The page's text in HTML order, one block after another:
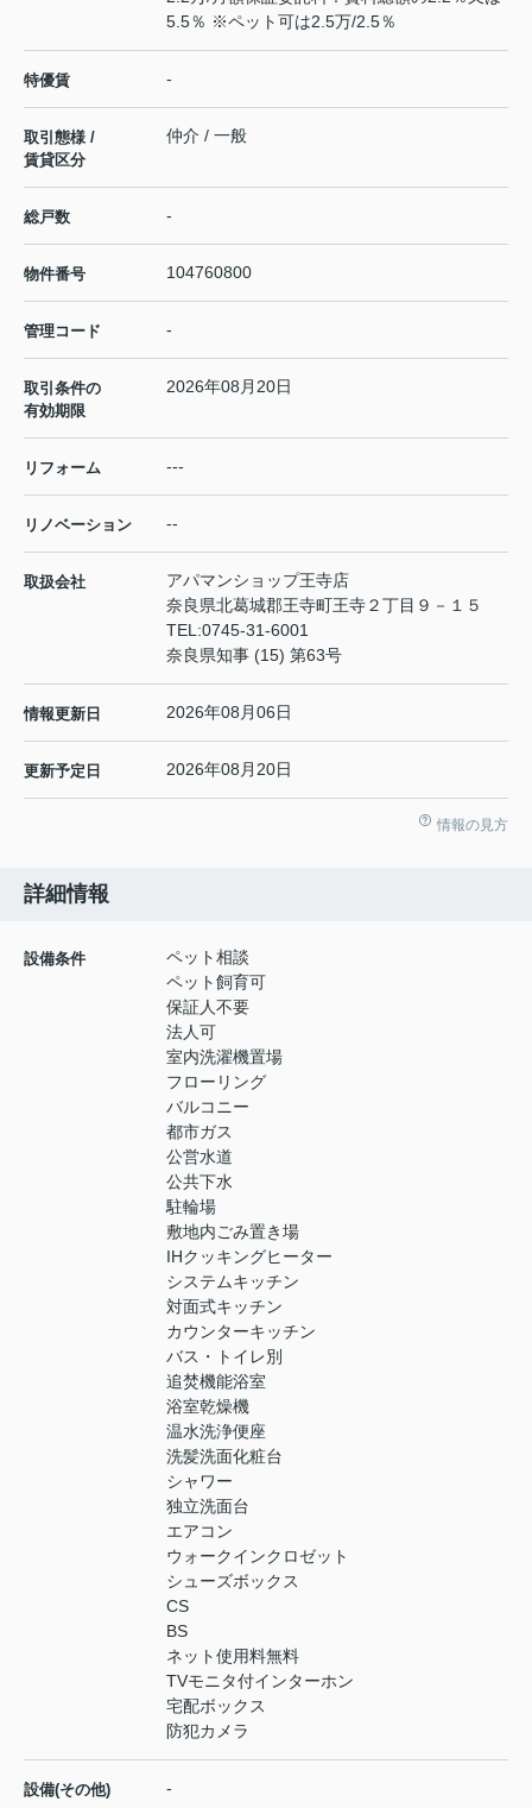
5.5％ ※ペット可は2.5万/2.5％
特優賃 -
取引態様 /
賃貸区分
仲介 / 一般
総戸数 -
物件番号 104760800
管理コード -
取引条件の
有効期限
2026年08月20日
リフォーム ---
リノベーション --
取扱会社
アパマンショップ王寺店
奈良県北葛城郡王寺町王寺２丁目９－１５
TEL:0745-31-6001
奈良県知事 (15) 第63号
情報更新日 2026年08月06日
更新予定日 2026年08月20日
情報の見方
詳細情報
設備条件
ペット相談
ペット飼育可
保証人不要
法人可
室内洗濯機置場
フローリング
バルコニー
都市ガス
公営水道
公共下水
駐輪場
敷地内ごみ置き場
IHクッキングヒーター
システムキッチン
対面式キッチン
カウンターキッチン
バス・トイレ別
追焚機能浴室
浴室乾燥機
温水洗浄便座
洗髪洗面化粧台
シャワー
独立洗面台
エアコン
ウォークインクロゼット
シューズボックス
CS
BS
ネット使用料無料
TVモニタ付インターホン
宅配ボックス
防犯カメラ
設備(その他) -